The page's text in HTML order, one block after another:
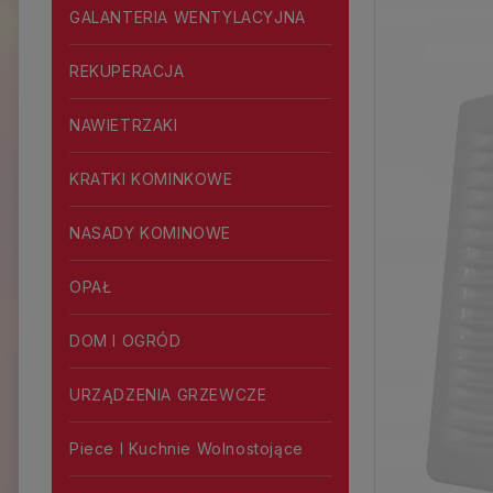
GALANTERIA WENTYLACYJNA
REKUPERACJA
NAWIETRZAKI
KRATKI KOMINKOWE
NASADY KOMINOWE
OPAŁ
DOM I OGRÓD
URZĄDZENIA GRZEWCZE
Piece I Kuchnie Wolnostojące